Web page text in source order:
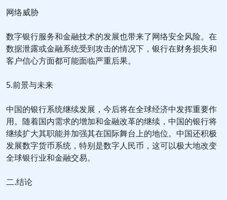
网络威胁
数字银行服务和金融技术的发展也带来了网络安全风险。在
数据泄露或金融系统受到攻击的情况下，银行在财务损失和
客户信心方面都可能面临严重后果。
5.前景与未来
中国的银行系统继续发展，今后将在全球经济中发挥重要作
用。随着国内需求的增加和金融改革的继续，中国的银行将
继续扩大其职能并加强其在国际舞台上的地位。中国还积极
发展数字货币系统，特别是数字人民币，这可以极大地改变
全球银行业和金融交易。
二.结论